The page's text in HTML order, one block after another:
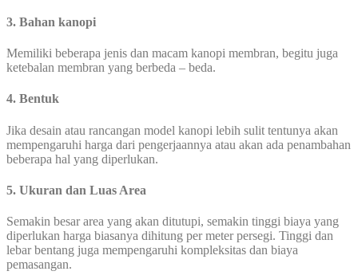
3. Bahan kanopi
Memiliki beberapa jenis dan macam kanopi membran, begitu juga
ketebalan membran yang berbeda – beda.
4. Bentuk
Jika desain atau rancangan model kanopi lebih sulit tentunya akan
mempengaruhi harga dari pengerjaannya atau akan ada penambahan
beberapa hal yang diperlukan.
5. Ukuran dan Luas Area
Semakin besar area yang akan ditutupi, semakin tinggi biaya yang
diperlukan harga biasanya dihitung per meter persegi. Tinggi dan
lebar bentang juga mempengaruhi kompleksitas dan biaya
pemasangan.